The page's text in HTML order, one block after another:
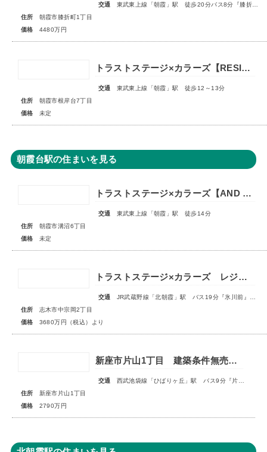
交通
東武東上線「朝霞」駅 徒歩20分バス8分『膝折町一丁目』停歩3分
住所
朝霞市膝折町1丁目
価格
4480万円
トラストステージ×カラーズ【RESIDENCE】朝霞市根岸台7丁目41期 全13区画第一期分譲 宅地分譲第二期分譲 新築分譲住宅 ◇販売予告◇
交通
東武東上線「朝霞」駅 徒歩12～13分
住所
朝霞市根岸台7丁目
価格
未定
朝霞台駅の住まいを見る
トラストステージ×カラーズ【AND PLUS】朝霞市溝沼6丁目22期 全2棟◇販売予告◇
交通
東武東上線「朝霞」駅 徒歩14分
住所
朝霞市溝沼6丁目
価格
未定
トラストステージ×カラーズ レジデンス志木市中宗岡2丁目14期 全3棟◆販売開始◆
交通
JR武蔵野線「北朝霞」駅 バス19分『氷川前』停歩4分
住所
志木市中宗岡2丁目
価格
3680万円（税込）より
新座市片山1丁目 建築条件無売地 全1区画
交通
西武池袋線「ひばりヶ丘」駅 バス9分『片山小学校』停歩3分
住所
新座市片山1丁目
価格
2790万円